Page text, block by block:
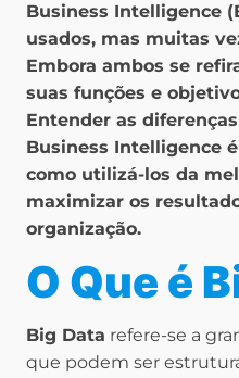
Business Intelligence
usados, mas muitas
Embora ambos se
suas funções e
Entender as
Business Intelligence
como utilizá-los da
maximizar os
organização.
O Que é
Big Data refere-se a
que podem ser